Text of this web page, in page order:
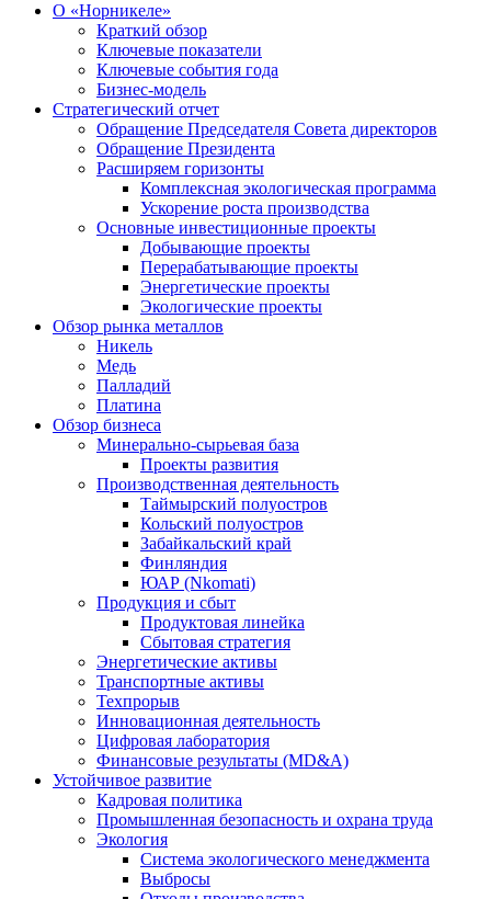
О «Норникеле»
Краткий обзор
Ключевые показатели
Ключевые события года
Бизнес-модель
Стратегический отчет
Обращение Председателя Совета директоров
Обращение Президента
Расширяем горизонты
Комплексная экологическая программа
Ускорение роста производства
Основные инвестиционные проекты
Добывающие проекты
Перерабатывающие проекты
Энергетические проекты
Экологические проекты
Обзор рынка металлов
Никель
Медь
Палладий
Платина
Обзор бизнеса
Минерально-сырьевая база
Проекты развития
Производственная деятельность
Таймырский полуостров
Кольский полуостров
Забайкальский край
Финляндия
ЮАР (Nkomati)
Продукция и сбыт
Продуктовая линейка
Сбытовая стратегия
Энергетические активы
Транспортные активы
Техпрорыв
Инновационная деятельность
Цифровая лаборатория
Финансовые результаты (MD&A)
Устойчивое развитие
Кадровая политика
Промышленная безопасность и охрана труда
Экология
Система экологического менеджмента
Выбросы